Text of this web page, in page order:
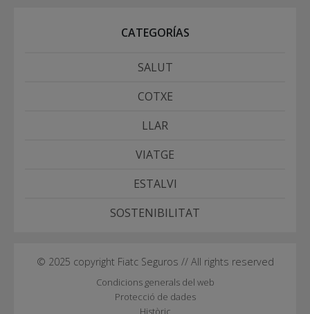
CATEGORÍAS
SALUT
COTXE
LLAR
VIATGE
ESTALVI
SOSTENIBILITAT
© 2025 copyright Fiatc Seguros // All rights reserved
Condicions generals del web
Protecció de dades
Històric